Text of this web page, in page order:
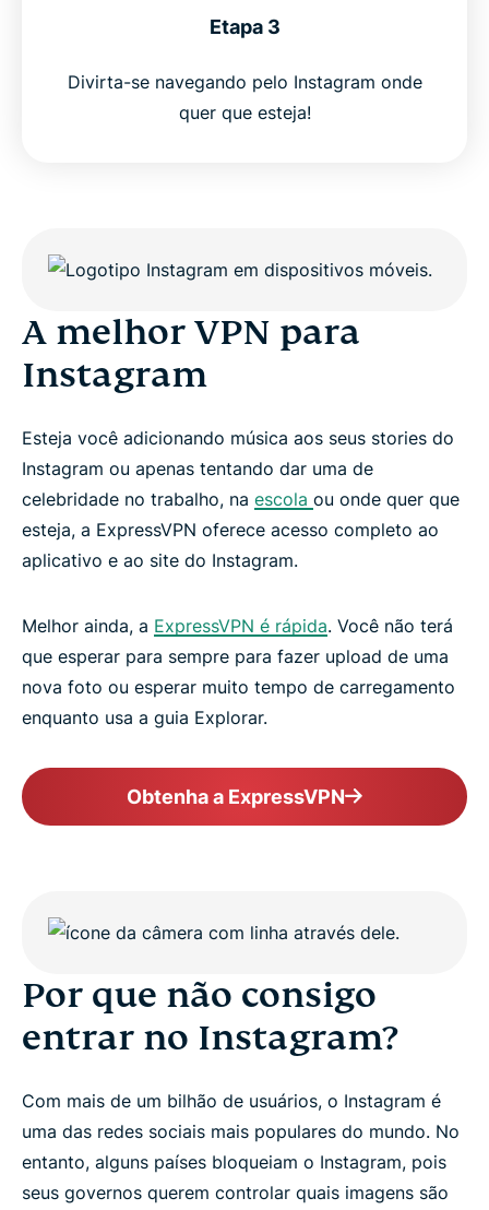
Etapa 3
Divirta-se navegando pelo Instagram onde
quer que esteja!
A melhor VPN para
Instagram
Esteja você adicionando música aos seus stories do
Instagram ou apenas tentando dar uma de
celebridade no trabalho, na escola ou onde quer que
esteja, a ExpressVPN oferece acesso completo ao
aplicativo e ao site do Instagram.
Melhor ainda, a ExpressVPN é rápida. Você não terá
que esperar para sempre para fazer upload de uma
nova foto ou esperar muito tempo de carregamento
enquanto usa a guia Explorar.
Obtenha a ExpressVPN
Por que não consigo
entrar no Instagram?
Com mais de um bilhão de usuários, o Instagram é
uma das redes sociais mais populares do mundo. No
entanto, alguns países bloqueiam o Instagram, pois
seus governos querem controlar quais imagens são